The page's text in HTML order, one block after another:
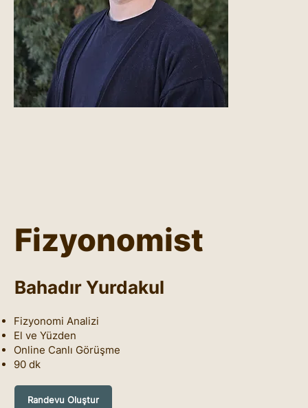
Fizyonomist
Bahadır Yurdakul
Fizyonomi Analizi
El ve Yüzden
Online Canlı Görüşme
90 dk
Randevu Oluştur